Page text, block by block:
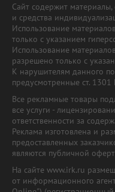
Сайт содержит
и средства
Использование
только с указанием
Использование
разрешено только с
К нарушителям данного
предусмотренные ст.
Все рекламные товары
все услуги -
ответственности за
Реклама изготовлена и
предоставленных
являются публичной
На сайте www.irk.ru
от информационного